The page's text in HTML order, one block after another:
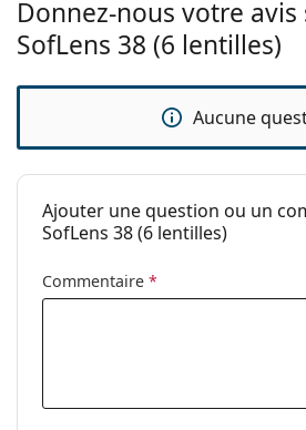
Paquet
Fabriquant:
Bausch & Lomb
Nombre de
6
Poids:
49 g
Autres
Catégorie:
Lentilles
Lentilles de
Donnez-nous votre
SofLens 38 (6 lentilles)
Aucune
Ajouter une question ou un
SofLens 38 (6 lentilles)
Commentaire *